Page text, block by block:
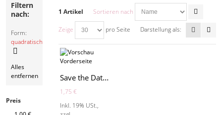
1 Artikel Sortieren nach
Zeige pro Seite Darstellung als:
Save the Date schlicht - MO3004S
1,75 €
Inkl. 19% USt.,
Filtern
nach:
Form:
quadratisch
Artikel
entfernen
Alles
entfernen
Preis